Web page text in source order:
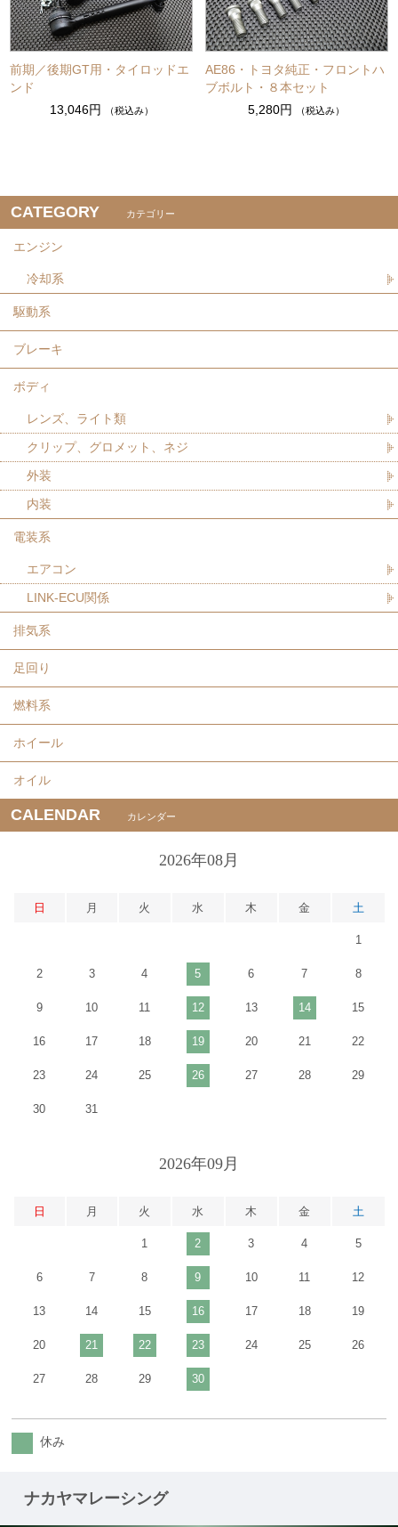
前期／後期GT用・タイロッドエ
ンド
13,046円
（税込み）
AE86・トヨタ純正・フロントハ
ブボルト・８本セット
5,280円
（税込み）
CATEGORY カテゴリー
エンジン
冷却系
駆動系
ブレーキ
ボディ
レンズ、ライト類
クリップ、グロメット、ネジ
外装
内装
電装系
エアコン
LINK-ECU関係
排気系
足回り
燃料系
ホイール
オイル
CALENDAR カレンダー
2026年08月
日 月 火 水 木 金 土
1
2 3 4 5 6 7 8
9 10 11 12 13 14 15
16 17 18 19 20 21 22
23 24 25 26 27 28 29
30 31
2026年09月
日 月 火 水 木 金 土
1 2 3 4 5
6 7 8 9 10 11 12
13 14 15 16 17 18 19
20 21 22 23 24 25 26
27 28 29 30
休み
ナカヤマレーシング